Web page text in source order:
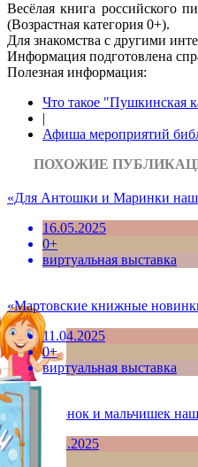
Весёлая книга российского
(Возрастная категория 0+).
Для знакомства с другими
Информация подготовленa
Полезная информация:
Что такое "Пушкинская
|
Афиша мероприятий
ПОХОЖИЕ
«Для Антошки и Маринки
16.05.2025
0+
виртуальная выставка
«Мартовские книжные
11.04.2025
0+
виртуальная выставка
Для девчонок и мальчишек
7.03.2025